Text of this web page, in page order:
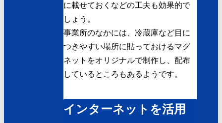
に載せておくなどの工夫も効果的で
しょう。
事業所のなかには、冷蔵庫など目に
つきやすい場所に貼っておけるマグ
ネットをオリジナルで制作し、配布
しているところもあるようです。
インターネットを活用